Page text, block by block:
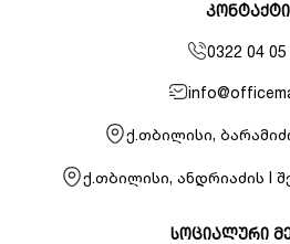
კონტაქტი
0322 04 05
ქ.თბილისი,
ქ.თბილისი, ანდრიაძის I
სოციალური